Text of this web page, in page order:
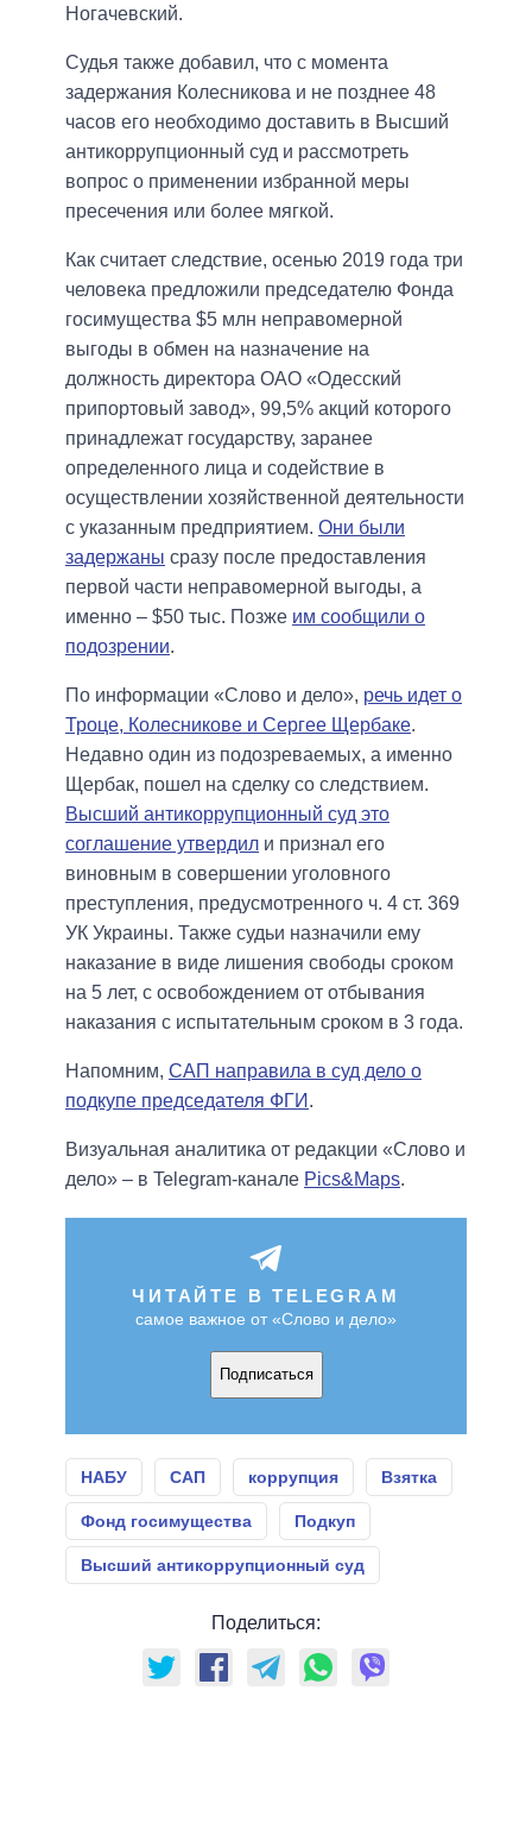
Ногачевский.
Судья также добавил, что с момента
задержания Колесникова и не позднее 48
часов его необходимо доставить в Высший
антикоррупционный суд и рассмотреть
вопрос о применении избранной меры
пресечения или более мягкой.
Как считает следствие, осенью 2019 года три
человека предложили председателю Фонда
госимущества $5 млн неправомерной
выгоды в обмен на назначение на
должность директора ОАО «Одесский
припортовый завод», 99,5% акций которого
принадлежат государству, заранее
определенного лица и содействие в
осуществлении хозяйственной деятельности
с указанным предприятием. Они были
задержаны сразу после предоставления
первой части неправомерной выгоды, а
именно – $50 тыс. Позже им сообщили о
подозрении.
По информации «Слово и дело», речь идет о
Троце, Колесникове и Сергее Щербаке.
Недавно один из подозреваемых, а именно
Щербак, пошел на сделку со следствием.
Высший антикоррупционный суд это
соглашение утвердил и признал его
виновным в совершении уголовного
преступления, предусмотренного ч. 4 ст. 369
УК Украины. Также судьи назначили ему
наказание в виде лишения свободы сроком
на 5 лет, с освобождением от отбывания
наказания с испытательным сроком в 3 года.
Напомним, САП направила в суд дело о
подкупе председателя ФГИ .
Визуальная аналитика от редакции «Слово и
дело» – в Telegram-канале Pics&Maps.
ЧИТАЙТЕ В TELEGRAM
самое важное от «Слово и дело»
Подписаться
НАБУ САП коррупция Взятка
Фонд госимущества Подкуп
Высший антикоррупционный суд
Поделиться: